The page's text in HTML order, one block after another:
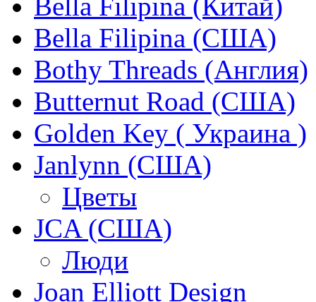
Bella Filipina (Китай)
Bella Filipina (США)
Bothy Threads (Англия)
Butternut Road (США)
Golden Key ( Украина )
Janlynn (США)
Цветы
JCA (США)
Люди
Joan Elliott Design